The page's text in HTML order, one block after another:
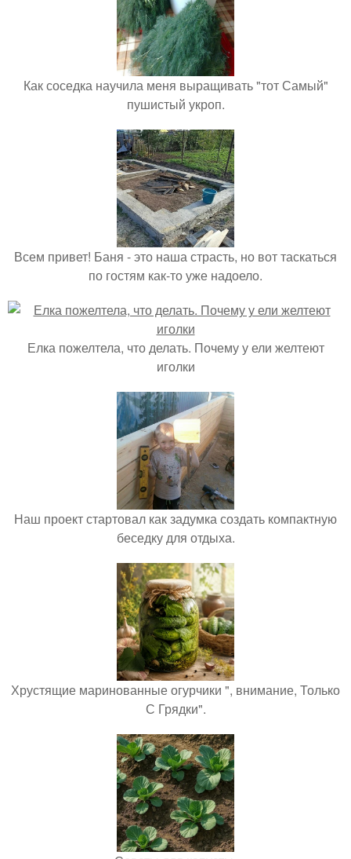
Как соседка научила меня выращивать "тот Самый"
пушистый укроп.
Всем привет! Баня - это наша страсть, но вот таскаться
по гостям как-то уже надоело.
Елка пожелтела, что делать. Почему у ели желтеют
иголки
Наш проект стартовал как задумка создать компактную
беседку для отдыха.
Хрустящие маринованные огурчики ", внимание, Только
С Грядки".